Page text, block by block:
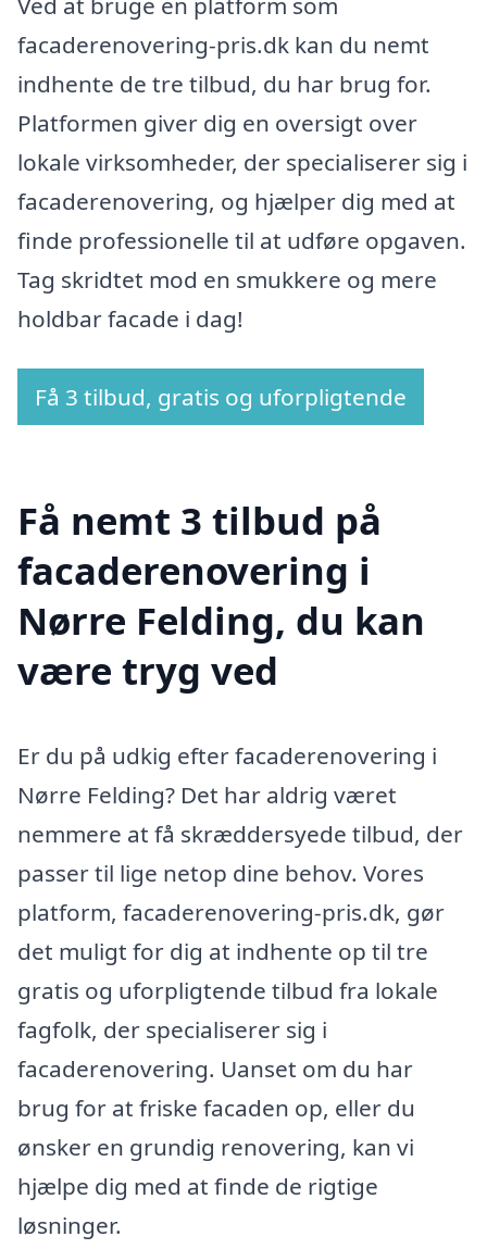
facaderenovering-pris.dk kan du nemt
indhente de tre tilbud, du har brug for.
Platformen giver dig en oversigt over
lokale virksomheder, der specialiserer sig i
facaderenovering, og hjælper dig med at
finde professionelle til at udføre opgaven.
Tag skridtet mod en smukkere og mere
holdbar facade i dag!
Få 3 tilbud, gratis og uforpligtende
Få nemt 3 tilbud på
facaderenovering i
Nørre Felding, du kan
være tryg ved
Er du på udkig efter facaderenovering i
Nørre Felding? Det har aldrig været
nemmere at få skræddersyede tilbud, der
passer til lige netop dine behov. Vores
platform, facaderenovering-pris.dk, gør
det muligt for dig at indhente op til tre
gratis og uforpligtende tilbud fra lokale
fagfolk, der specialiserer sig i
facaderenovering. Uanset om du har
brug for at friske facaden op, eller du
ønsker en grundig renovering, kan vi
hjælpe dig med at finde de rigtige
løsninger.